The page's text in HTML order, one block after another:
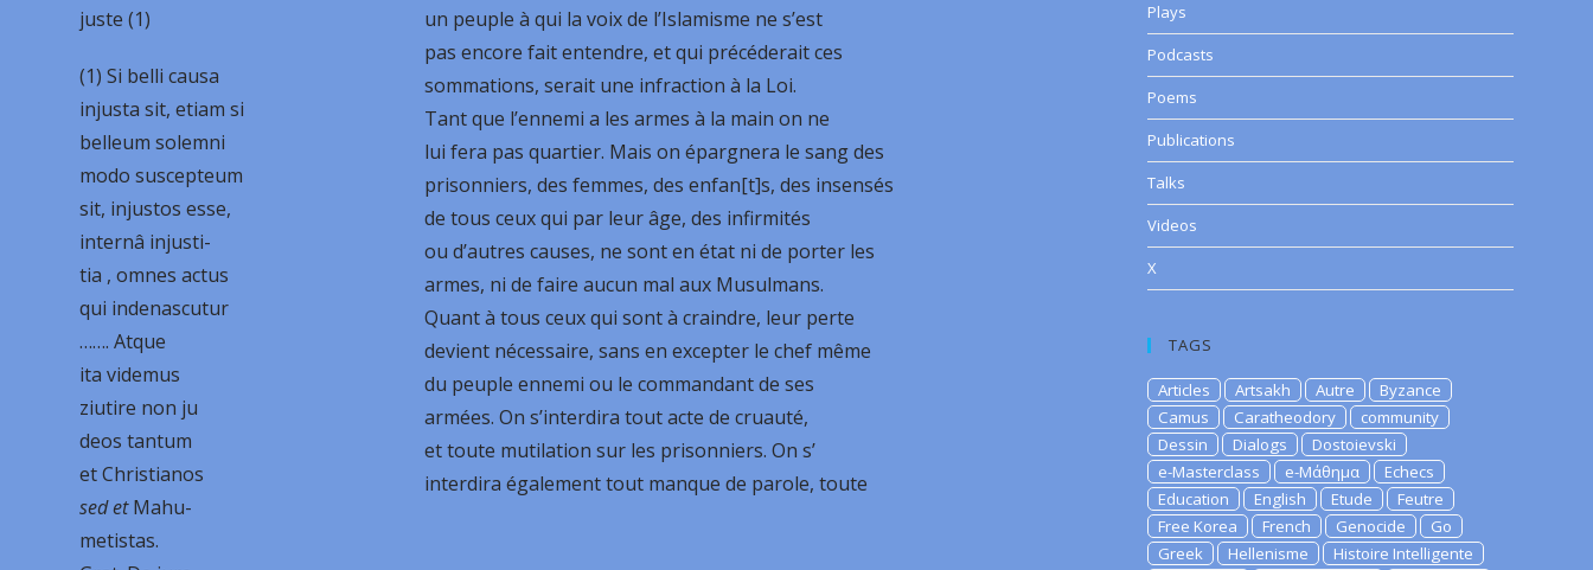
juste (1)
(1) Si belli causa
injusta sit, etiam si
belleum solemni
modo suscepteum
sit, injustos esse,
internâ injusti-
tia , omnes actus
qui indenascutur
……. Atque
ita videmus
ziutire non ju
deos tantum
et Christianos
sed etMahu-
metistas.
un peuple à qui la voix de l’Islamisme ne s’est
pas encore fait entendre, et qui précéderait ces
sommations, serait une infraction à la Loi.
Tant que l’ennemi a les armes à la main on ne
lui fera pas quartier. Mais on épargnera le sang des
prisonniers, des femmes, des enfan[t]s, des insensés
de tous ceux qui par leur âge, des infirmités
ou d’autres causes, ne sont en état ni de porter les
armes, ni de faire aucun mal aux Musulmans.
Quant à tous ceux qui sont à craindre, leur perte
devient nécessaire, sans en excepter le chef même
du peuple ennemi ou le commandant de ses
armées. On s’interdira tout acte de cruauté,
et toute mutilation sur les prisonniers. On s’
interdira également tout manque de parole, toute
Plays
Podcasts
Poems
Publications
Talks
Videos
X
TAGS
Articles Artsakh Autre
Byzance
Camus
Caratheodory
community
Dessin
Dialogs
Dostoievski
e-Masterclass
e-Μάθημα
Echecs
Education
English Etude
Feutre
Free Korea
French Genocide
Go
Greek
Hellenisme
Histoire Intelligente